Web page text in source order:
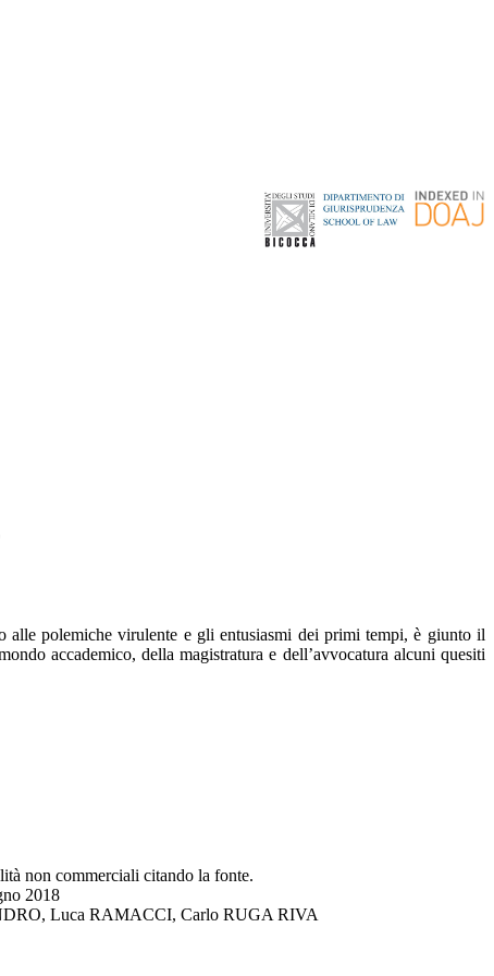
alle polemiche virulente e gli entusiasmi dei primi tempi, è giunto il
accademico, della magistratura e dell’avvocatura alcuni quesiti
non commerciali citando la fonte.
2018
Luca RAMACCI, Carlo RUGA RIVA